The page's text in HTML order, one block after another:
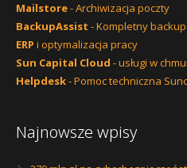
Mailstore- Archiwizacja poczty
BackupAssist - Kompletny
ERP i optymalizacja pracy
Sun Capital Cloud - usługi w
Helpdesk- Pomoc techniczna
Najnowsze wpisy